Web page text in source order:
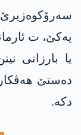
یەکێ، ت
یا بارزانی
دەستێ
دکە.